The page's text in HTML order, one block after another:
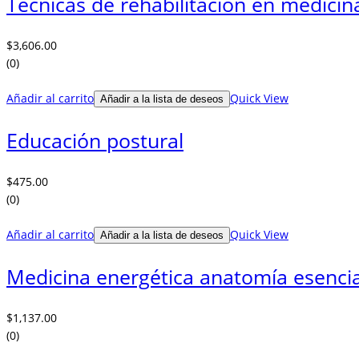
$3,606.00
(0)
Añadir al carrito Añadir a la lista de deseos Quick View
Educación postural
$475.00
(0)
Añadir al carrito Añadir a la lista de deseos Quick View
Medicina energética anatomía
$1,137.00
(0)